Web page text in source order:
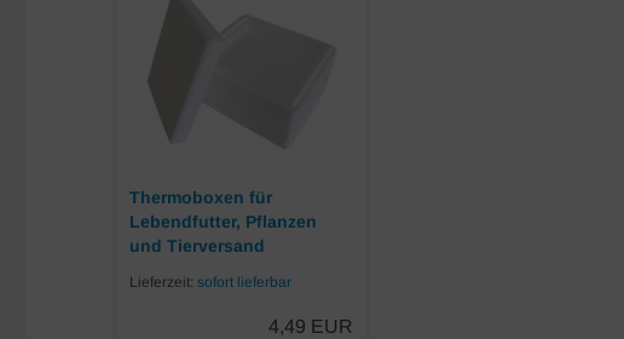
Thermoboxen für
Lebendfutter, Pflanzen
und Tierversand
Lieferzeit:sofort lieferbar
4,49 EUR